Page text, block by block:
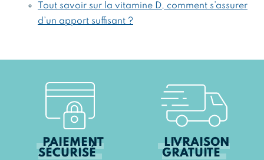
Tout savoir sur la vitamine D, comment s’assurer
d’un apport suffisant ?
PAIEMENT
SÉCURISÉ
LIVRAISON
GRATUITE